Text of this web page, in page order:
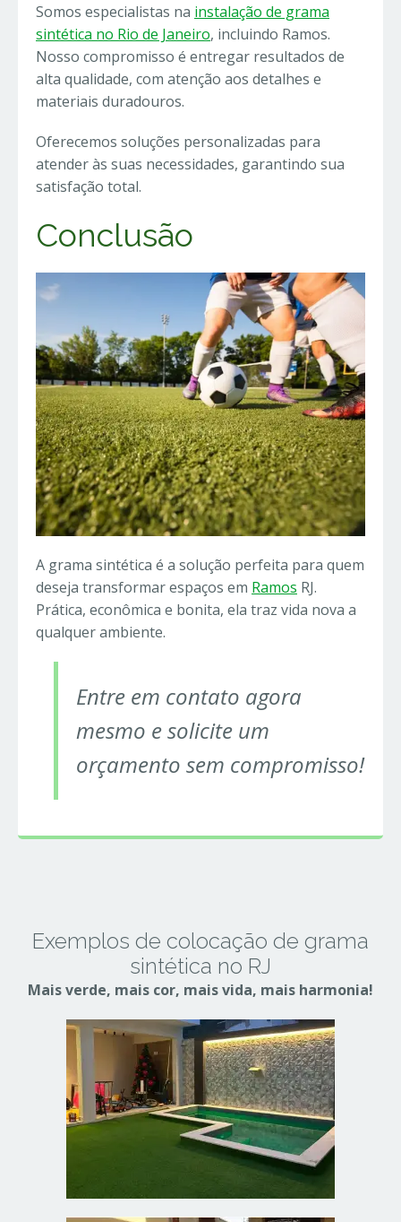
Somos especialistas na instalação de grama
sintética no Rio de Janeiro, incluindo Ramos.
Nosso compromisso é entregar resultados de
alta qualidade, com atenção aos detalhes e
materiais duradouros.
Oferecemos soluções personalizadas para
atender às suas necessidades, garantindo sua
satisfação total.
Conclusão
A grama sintética é a solução perfeita para quem
deseja transformar espaços em Ramos RJ.
Prática, econômica e bonita, ela traz vida nova a
qualquer ambiente.
Entre em contato agora
mesmo e solicite um
orçamento sem compromisso!
Exemplos de colocação de grama
sintética no RJ
Mais verde, mais cor, mais vida, mais harmonia!